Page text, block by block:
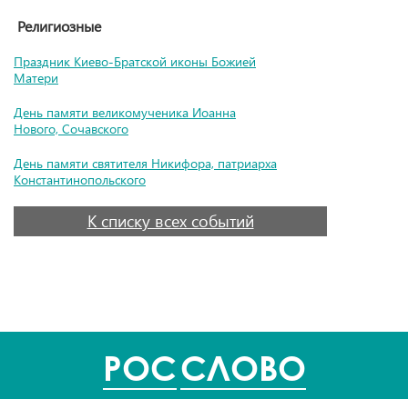
Религиозные
Праздник Киево-Братской иконы Божией
Матери
День памяти великомученика Иоанна
Нового, Сочавского
День памяти святителя Никифора, патриарха
Константинопольского
К списку всех событий
POCСЛОВО